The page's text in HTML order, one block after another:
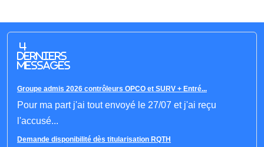
4
derniers
messages
Groupe admis 2026 contrôleurs OPCO et SURV + Entré...
Pour ma part j'ai tout envoyé le 27/07 et j'ai reçu
l'accusé...
Demande disponibilité dès titularisation RQTH